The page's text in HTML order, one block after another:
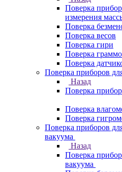
Поверка
измерения
Поверка
Поверка весов
Поверка гири
Поверка
Поверка
Поверка приборов
Назад
Поверка
Поверка
Поверка
Поверка приборов
вакуума
Назад
Поверка
вакуума